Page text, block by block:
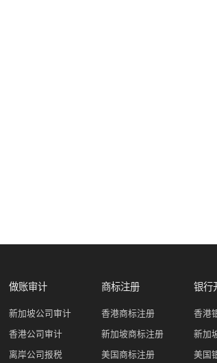
做账审计
新加坡公司审计
香港公司审计
离岸公司报税
商标注册
香港商标注册
新加坡商标注册
美国商标注册
银行
香港
新加
美国